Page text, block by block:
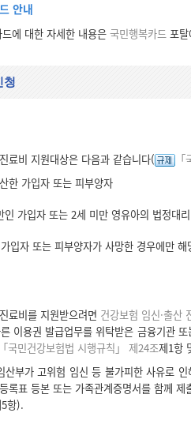
안내
에 대한 자세한 내용은 국민행복카드 포
청
료비 지원대상은 다음과 같습니다(
한 가입자 또는 피부양자
인 가입자 또는 2세 미만 영유아의 법정대
입자 또는 피부양자가 사망한 경우에만 해
료비를 지원받으려면 건강보험 임신·출산
이용권 발급업무를 위탁받은 금융기관
「국민건강보험법 시행규칙」 제24조제1항
부가 고위험 임신 등 불가피한 사유로
록표 등본 또는 가족관계증명서를 함께
항).